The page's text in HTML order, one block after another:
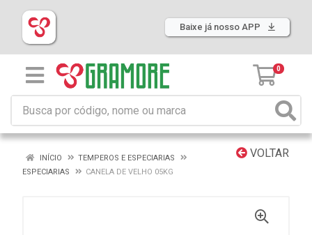
Baixe já nosso APP
0
VOLTAR
INÍCIO
TEMPEROS E ESPECIARIAS
ESPECIARIAS
CANELA DE VELHO 05KG